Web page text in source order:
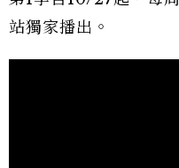
站獨家播出。